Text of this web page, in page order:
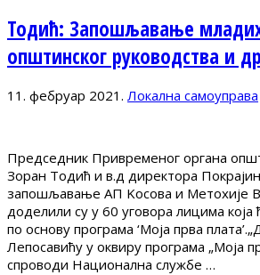
Тодић: Запошљавање
општинског руководства и
11. фебруар 2021. Локална самоуправа
Председник Привременог органа
Зоран Тодић и в.д директора
запошљавање АП Kосова и Метохије
доделили су у 60 уговора лицима која
по основу програма ‘Моја прва
Лепосавићу у оквиру програма „Моја
спроводи Национална службе …